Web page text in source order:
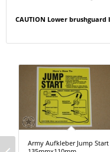
CAUTION Lower
Army Aufkleber Jump Start